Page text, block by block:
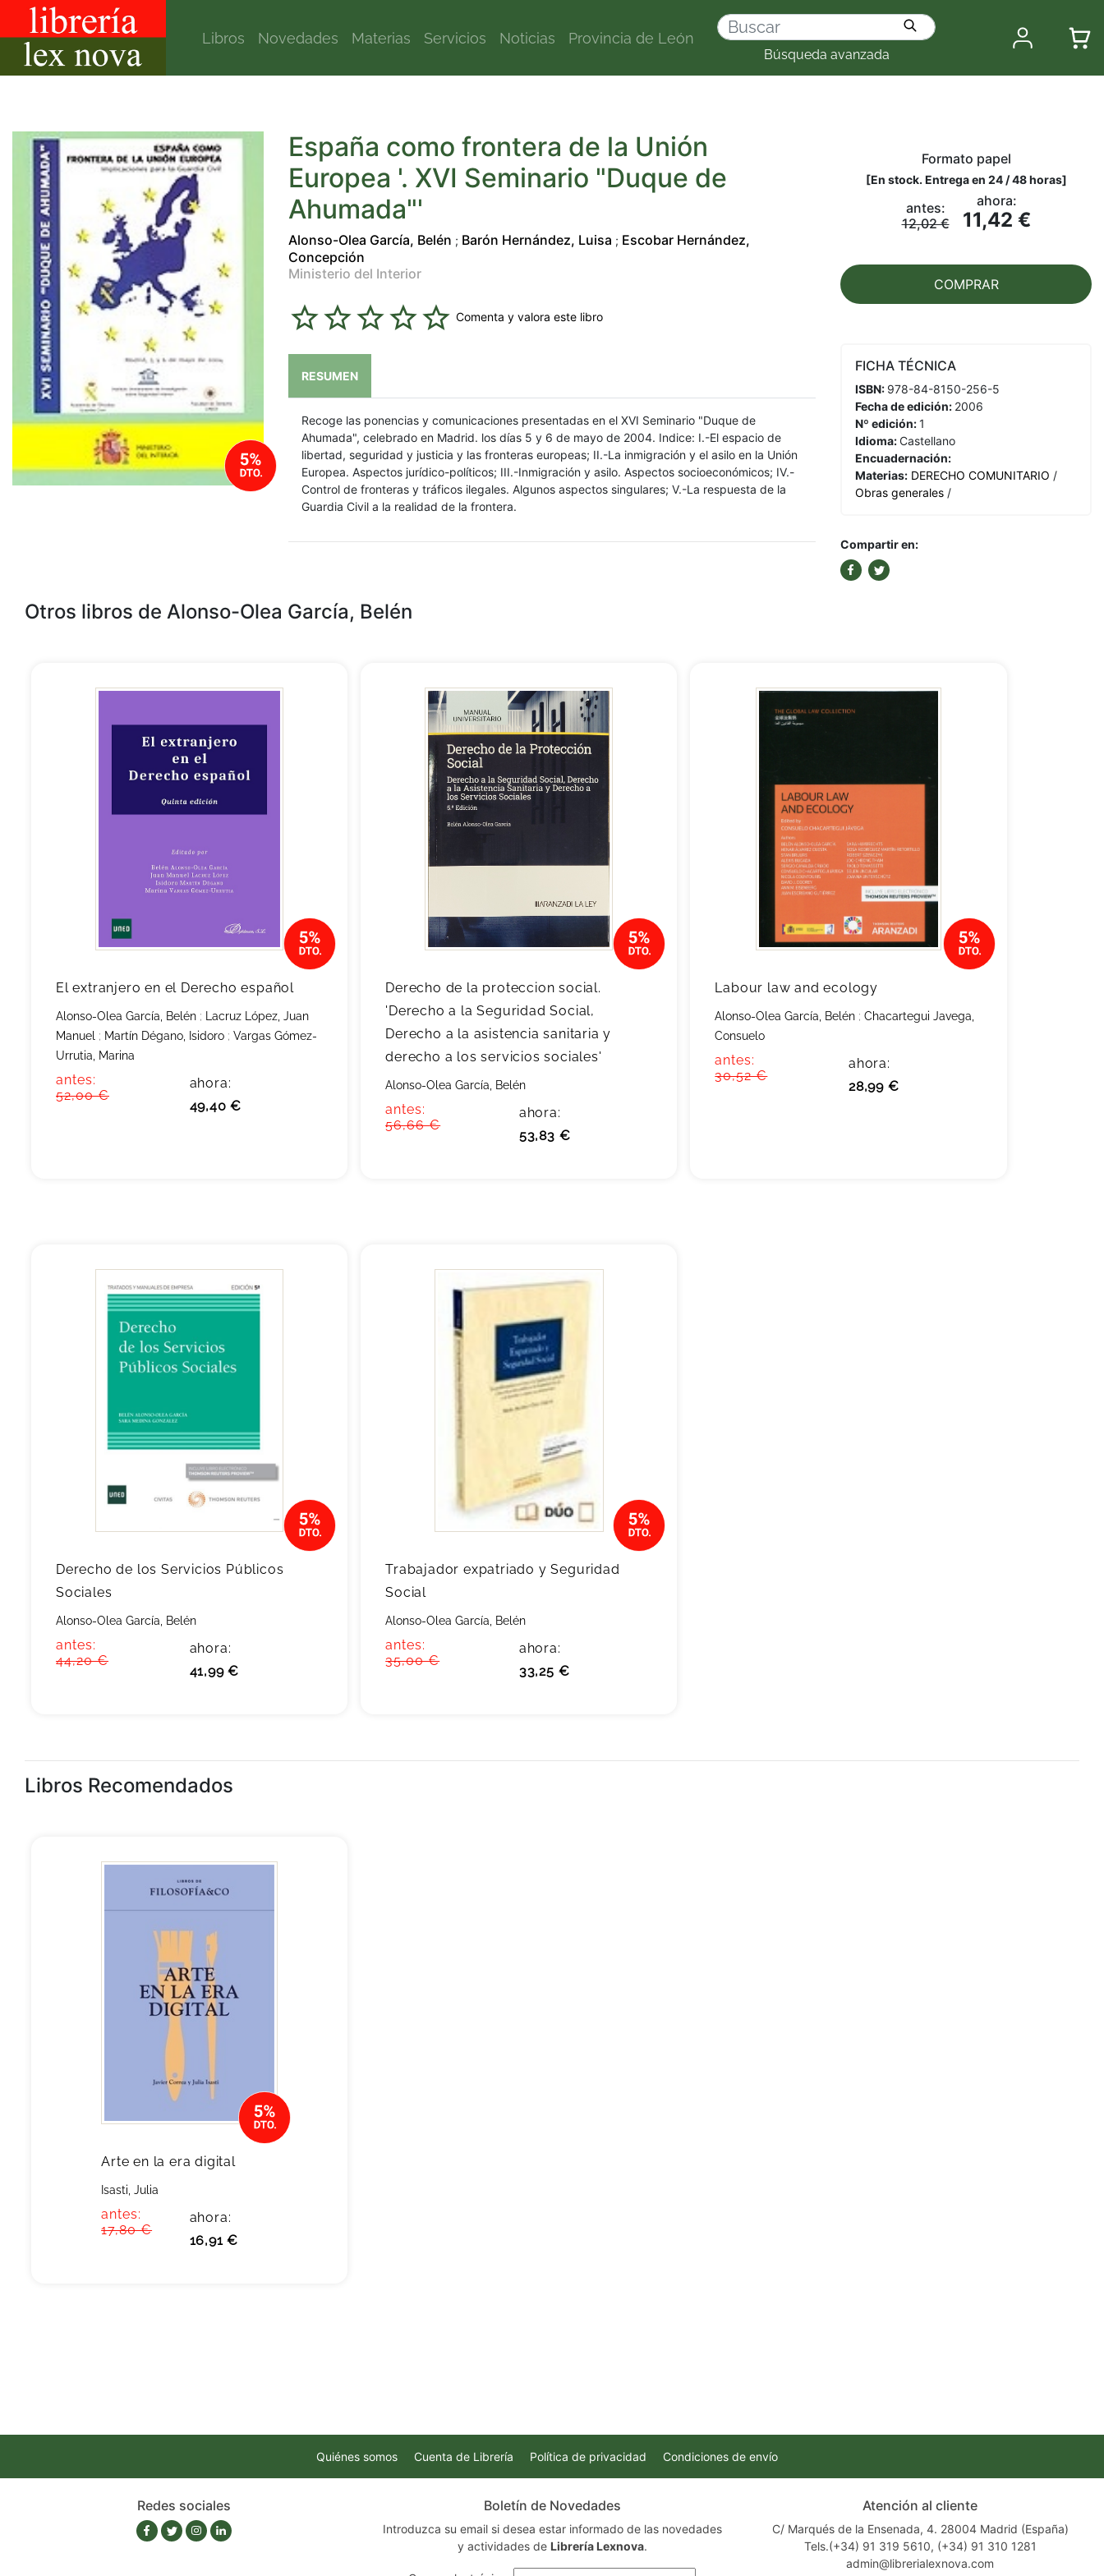
Libros Novedades Materias Servicios Noticias Provincia de León
Búsqueda avanzada
España como frontera de la Unión
Europea '. XVI Seminario "Duque de
Ahumada"'
Alonso-Olea García, Belén ; Barón Hernández, Luisa ; Escobar Hernández,
Concepción
Ministerio del Interior
Comenta y valora este libro
RESUMEN
Recoge las ponencias y comunicaciones presentadas en el XVI Seminario "Duque de
Ahumada", celebrado en Madrid. los días 5 y 6 de mayo de 2004. Indice: I.-El espacio de
libertad, seguridad y justicia y las fronteras europeas; II.-La inmigración y el asilo en la Unión
Europea. Aspectos jurídico-políticos; III.-Inmigración y asilo. Aspectos socioeconómicos; IV.-
Control de fronteras y tráficos ilegales. Algunos aspectos singulares; V.-La respuesta de la
Guardia Civil a la realidad de la frontera.
Formato papel
[En stock. Entrega en 24 / 48 horas]
antes:
12,02 €
ahora:
11,42 €
COMPRAR
FICHA TÉCNICA
ISBN: 978-84-8150-256-5
Fecha de edición: 2006
Nº edición:1
Idioma:Castellano
Encuadernación:
Materias: DERECHO COMUNITARIO /
Obras generales /
Compartir en:
Otros libros de Alonso-Olea García, Belén
El extranjero en el Derecho español
Alonso-Olea García, Belén ;
Lacruz López, Juan
Manuel ; Martín Dégano, Isidoro ; Vargas Gómez-
Urrutia, Marina
antes:
52,00 €
ahora:
49,40 €
Derecho de la proteccion social.
'Derecho a la Seguridad Social,
Derecho a la asistencia sanitaria y
derecho a los servicios sociales'
Alonso-Olea García, Belén
antes:
56,66 €
ahora:
53,83 €
Labour law and ecology
Alonso-Olea García, Belén ;Chacartegui Javega,
Consuelo
antes:
30,52 €
ahora:
28,99 €
Derecho de los Servicios Públicos
Sociales
Alonso-Olea García, Belén
antes:
44,20 €
ahora:
41,99 €
Trabajador expatriado y Seguridad
Social
Alonso-Olea García, Belén
antes:
35,00 €
ahora:
33,25 €
Libros Recomendados
Arte en la era digital
Isasti, Julia
antes:
17,80 €
ahora:
16,91 €
Quiénes somos Cuenta de Librería Política de privacidad Condiciones de envío
Redes sociales Boletín de Novedades
Introduzca su email si desea estar informado de las novedades
y actividades de Librería Lexnova.
Atención al cliente
C/ Marqués de la Ensenada, 4. 28004 Madrid (España)
Tels.(+34) 91 319 5610, (+34) 91 310 1281
admin@librerialexnova.com